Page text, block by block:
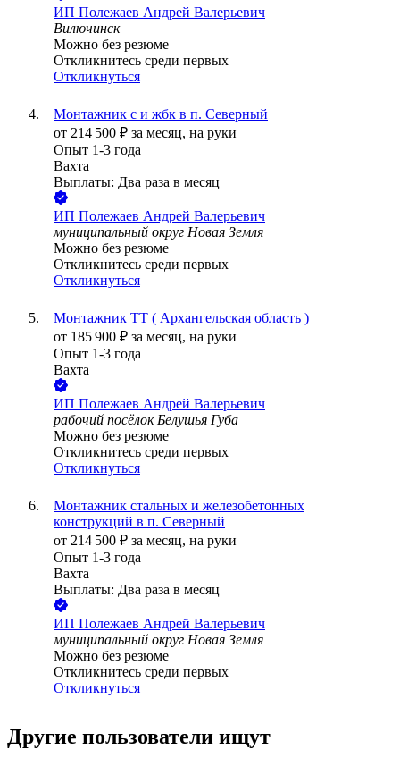
ИП Полежаев Андрей Валерьевич
Вилючинск
Можно без резюме
Откликнитесь среди первых
Откликнуться
Монтажник с и жбк в п. Северный
от 214 500 ₽ за месяц, на руки
Опыт 1-3 года
Вахта
Выплаты: Два раза в месяц
ИП Полежаев Андрей Валерьевич
муниципальный округ Новая Земля
Можно без резюме
Откликнитесь среди первых
Откликнуться
Монтажник ТТ ( Архангельская область )
от 185 900 ₽ за месяц, на руки
Опыт 1-3 года
Вахта
ИП Полежаев Андрей Валерьевич
рабочий посёлок Белушья Губа
Можно без резюме
Откликнитесь среди первых
Откликнуться
Монтажник стальных и железобетонных
конструкций в п. Северный
от 214 500 ₽ за месяц, на руки
Опыт 1-3 года
Вахта
Выплаты: Два раза в месяц
ИП Полежаев Андрей Валерьевич
муниципальный округ Новая Земля
Можно без резюме
Откликнитесь среди первых
Откликнуться
Другие пользователи ищут